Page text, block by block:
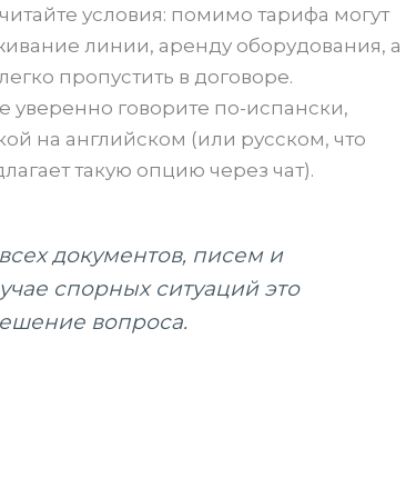
условия: помимо тарифа могут
линии, аренду оборудования, а
пропустить в договоре.
уверенно говорите по-испански,
на английском (или русском, что
такую опцию через чат).
документов, писем и
спорных ситуаций это
вопроса.